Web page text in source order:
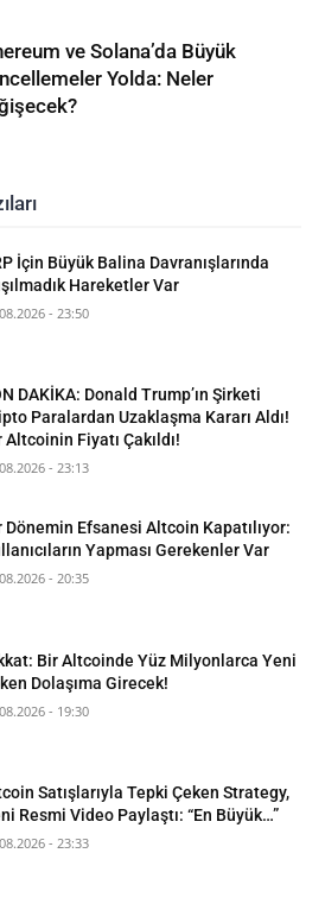
ve Solana’da Büyük
Yolda: Neler
İçin Büyük Balina Davranışlarında
Hareketler Var
- 23:50
DAKİKA: Donald Trump’ın Şirketi
Paralardan Uzaklaşma Kararı Aldı!
Altcoinin Fiyatı Çakıldı!
- 23:13
Dönemin Efsanesi Altcoin Kapatılıyor:
Yapması Gerekenler Var
- 20:35
Bir Altcoinde Yüz Milyonlarca Yeni
Dolaşıma Girecek!
- 19:30
Satışlarıyla Tepki Çeken Strategy,
Resmi Video Paylaştı: “En Büyük…”
- 23:33